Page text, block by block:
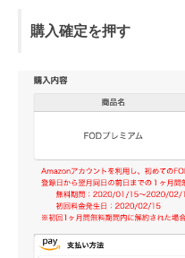
購入確定を押す